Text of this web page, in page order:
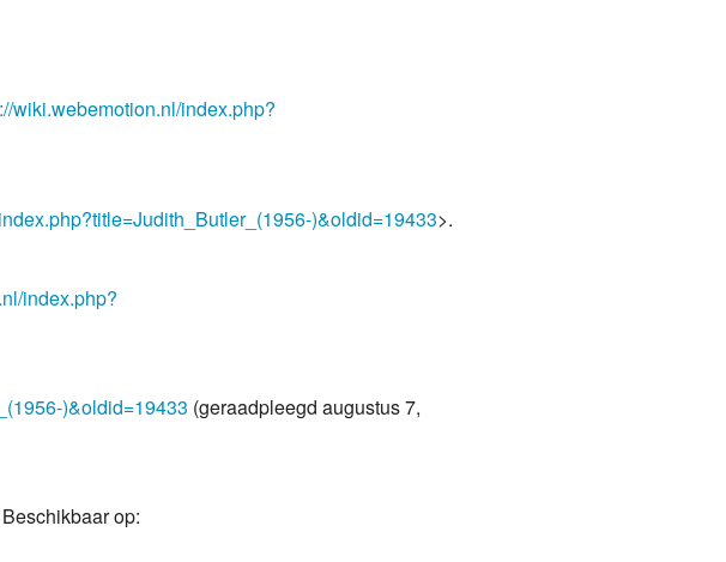
wiki.webemotion.nl/index.php?
)&oldid=19433>.
index.php?
)&oldid=19433 (geraadpleegd augustus 7,
op: